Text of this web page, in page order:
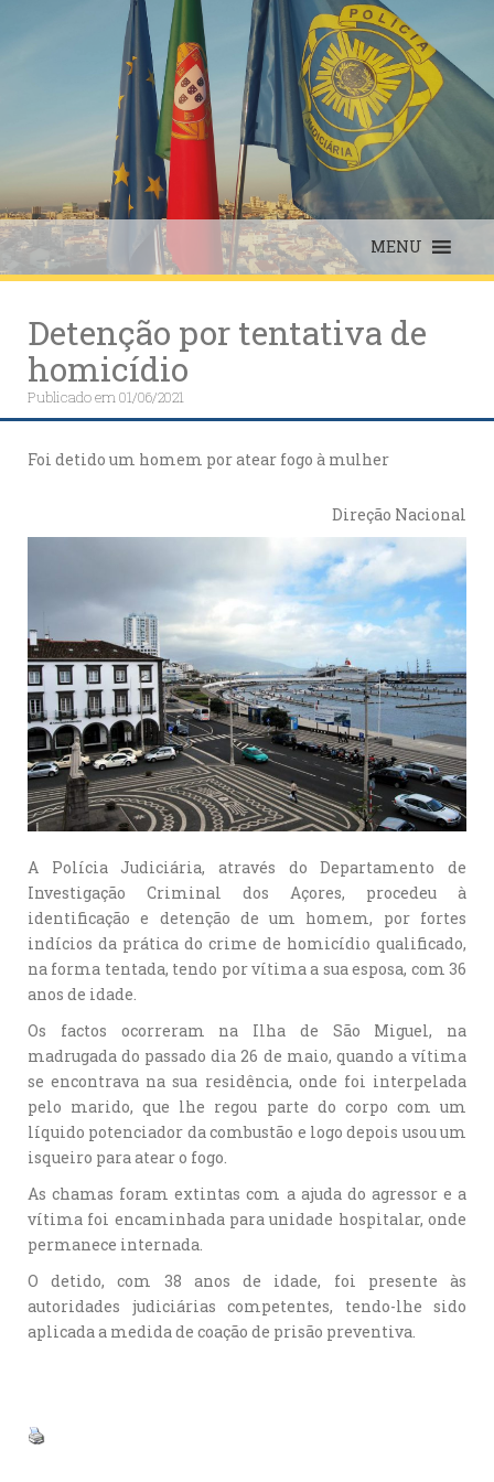
MENU
Detenção por tentativa de
homicídio
Publicado em01/06/2021
Foi detido um homem por atear fogo à mulher
Direção Nacional
A Polícia Judiciária, através do Departamento de
Investigação Criminal dos Açores, procedeu à
identificação e detenção de um homem, por fortes
indícios da prática do crime de homicídio qualificado,
na forma tentada, tendo por vítima a sua esposa, com 36
anos de idade.
Os factos ocorreram na Ilha de São Miguel, na
madrugada do passado dia 26 de maio, quando a vítima
se encontrava na sua residência, onde foi interpelada
pelo marido, que lhe regou parte do corpo com um
líquido potenciador da combustão e logo depois usou um
isqueiro para atear o fogo.
As chamas foram extintas com a ajuda do agressor e a
vítima foi encaminhada para unidade hospitalar, onde
permanece internada.
O detido, com 38 anos de idade, foi presente às
autoridades judiciárias competentes, tendo-lhe sido
aplicada a medida de coação de prisão preventiva.